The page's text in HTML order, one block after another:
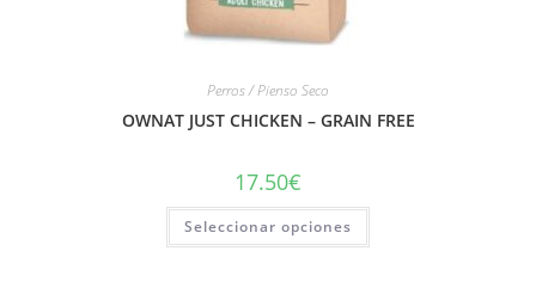
Perros / Pienso Seco
OWNAT JUST CHICKEN – GRAIN FREE
17.50€
Seleccionar opciones